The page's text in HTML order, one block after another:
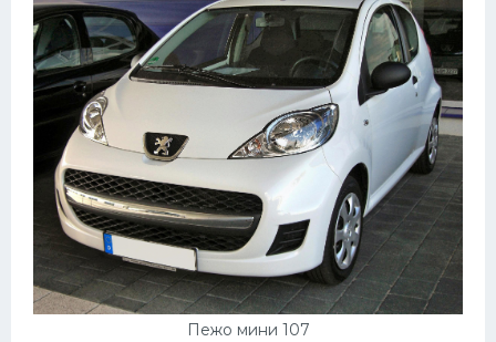
Пежо мини 107